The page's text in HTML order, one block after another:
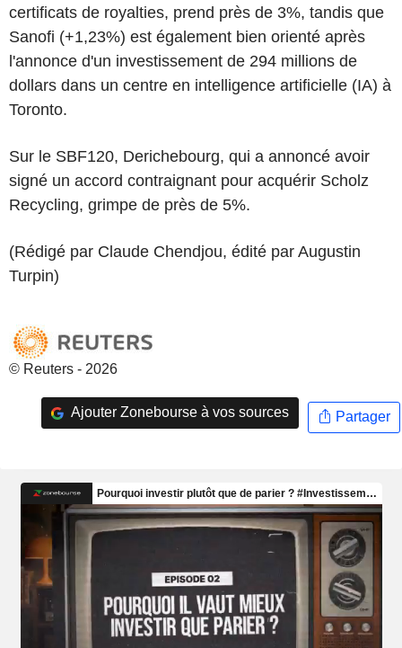
certificats de royalties, prend près de 3%, tandis que
Sanofi (+1,23%) est également bien orienté après
l'annonce d'un investissement de 294 millions de
dollars dans un centre en intelligence artificielle (IA) à
Toronto.
Sur le SBF120, Derichebourg, qui a annoncé avoir
signé un accord contraignant pour acquérir Scholz
Recycling, grimpe de près de 5%.
(Rédigé par Claude Chendjou, édité par Augustin
Turpin)
© Reuters - 2026
Ajouter Zonebourse à vos sources Partager